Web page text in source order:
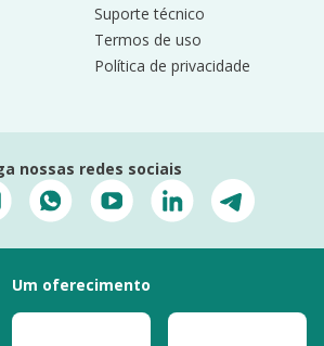
Suporte técnico
Termos de uso
Política de privacidade
nossas redes sociais
Um oferecimento